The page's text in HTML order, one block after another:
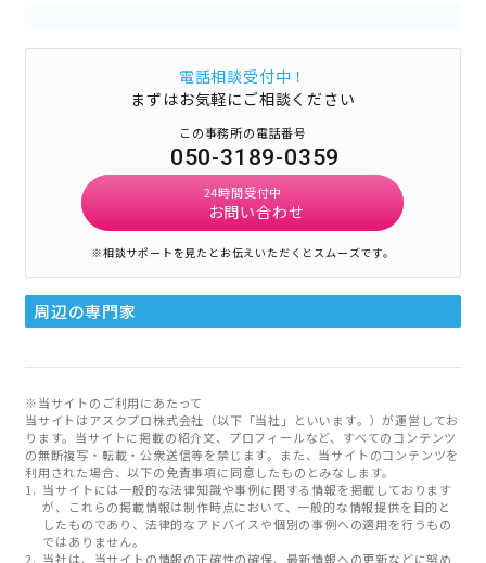
電話相談受付中！
まずはお気軽にご相談ください
この事務所の電話番号
050-3189-0359
24時間受付中
お問い合わせ
※相談サポートを見たとお伝えいただくとスムーズです。
周辺の専門家
※当サイトのご利用にあたって
当サイトはアスクプロ株式会社（以下「当社」といいます。）が運営してお
ります。当サイトに掲載の紹介文、プロフィールなど、すべてのコンテンツ
の無断複写・転載・公衆送信等を禁じます。また、当サイトのコンテンツを
利用された場合、以下の免責事項に同意したものとみなします。
当サイトには一般的な法律知識や事例に関する情報を掲載しております
が、これらの掲載情報は制作時点において、一般的な情報提供を目的と
したものであり、法律的なアドバイスや個別の事例への適用を行うもの
ではありません。
当社は、当サイトの情報の正確性の確保、最新情報への更新などに努め